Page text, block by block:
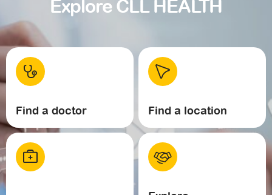
Explore CLL HEALTH
Find a doctor Find a location